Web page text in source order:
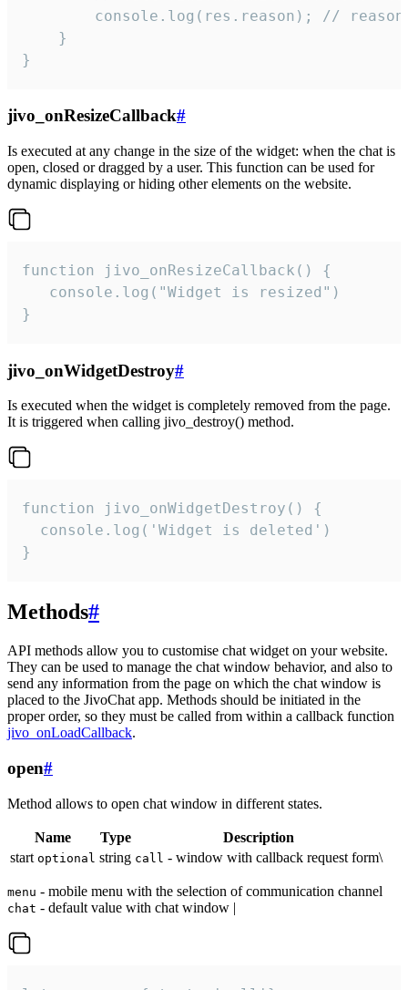
console.log(res.reason); //
    }
}
jivo_onResizeCallback#
Is executed at any change in the size of the widget: when the chat is
open, closed or dragged by a user. This function can be used for
dynamic displaying or hiding other elements on the website.
function jivo_onResizeCallback() {
   console.log("Widget is resized")
}
jivo_onWidgetDestroy#
Is executed when the widget is completely removed from the page.
It is triggered when calling jivo_destroy() method.
function jivo_onWidgetDestroy() {
  console.log('Widget is deleted')
}
Methods#
API methods allow you to customise chat widget on your website.
They can be used to manage the chat window behavior, and also to
send any information from the page on which the chat window is
placed to the JivoChat app. Methods should be initiated in the
proper order, so they must be called from within a callback function
jivo_onLoadCallback.
open#
Method allows to open chat window in different states.
Name Type
Description
start optional string call - window with callback request form\
menu - mobile menu with the selection of communication channel
chat - default value with chat window |